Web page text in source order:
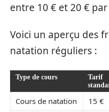
entre 10 € et 20 €
Voici un aperçu des
natation réguliers :
Type de cours
Tarif
Cours de natation 15 €